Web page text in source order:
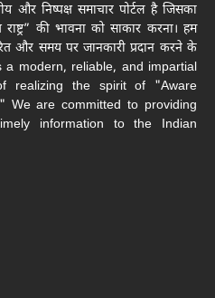
और निष्पक्ष समाचार पोर्टल है जिसका
की भावना को साकार करना। हम
और समय पर जानकारी प्रदान करने के
a modern, reliable, and impartial
realizing the spirit of "Aware
We are committed to providing
information to the Indian